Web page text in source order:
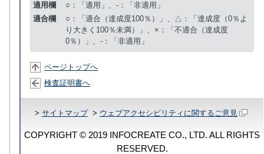
適用欄
○：「適用」、-：「非適用」
適合欄
○：「適合（達成度100％）」、△：「達成度（0％よ
り大きく100％未満）」、×：「不適合（達成度
0％）」、-：「非適用」
ページトップへ
検査証明書へ
> サイトマップ> ウェブアクセシビリティに関するご意見
COPYRIGHT © 2019 INFOCREATE CO., LTD. ALL RIGHTS
RESERVED.